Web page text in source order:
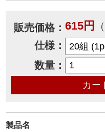
販売価格： 615円
仕様：
数量：
製品名